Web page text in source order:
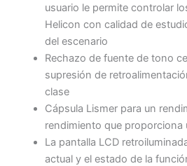
usuario le permite controlar
Helicon con calidad de
del escenario
Rechazo de fuente de tono
supresión de
clase
Cápsula Lismer para un
rendimiento que
La pantalla LCD
actual y el estado de la